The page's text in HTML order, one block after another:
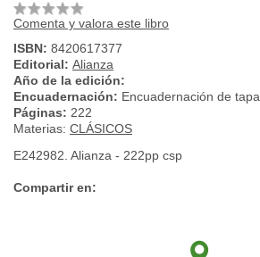
Comenta y valora este libro
ISBN: 8420617377
Editorial: Alianza
Año de la edición:
Encuadernación: Encuadernación de
Páginas: 222
Materias: CLÁSICOS
E242982. Alianza - 222pp csp
Compartir en: